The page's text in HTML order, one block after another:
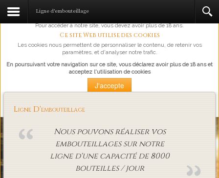
L'abus d'alcool est dangereux pour la santé, à consommer avec
Pour accéder à notre site, vous devez avoir plus de 18 ans.
Ce site Web utilise des cookies
Les cookies nous permettent de personnaliser le contenu, de retenir vos
paramètres, et d'analyser notre trafic.
En poursuivant votre navigation sur ce site, vous déclarez avoir plus de 18 ans et
acceptez l'utilisation de cookies
J'accepte
Loading...
Ligne d'embouteillage
Ligne D'embouteillage
Nous pouvons réaliser vos
embouteillages sur notre
ligne d'une capacité de 8000
bouteilles / jour